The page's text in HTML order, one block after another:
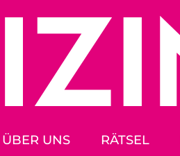
ÜBER UNS RÄTSEL